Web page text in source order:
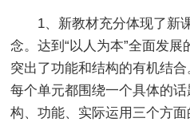
1、新教材充分体现了新课
念。达到“以人为本”全面发
突出了功能和结构的有机结
每个单元都围绕一个具体的
构、功能、实际运用三个方